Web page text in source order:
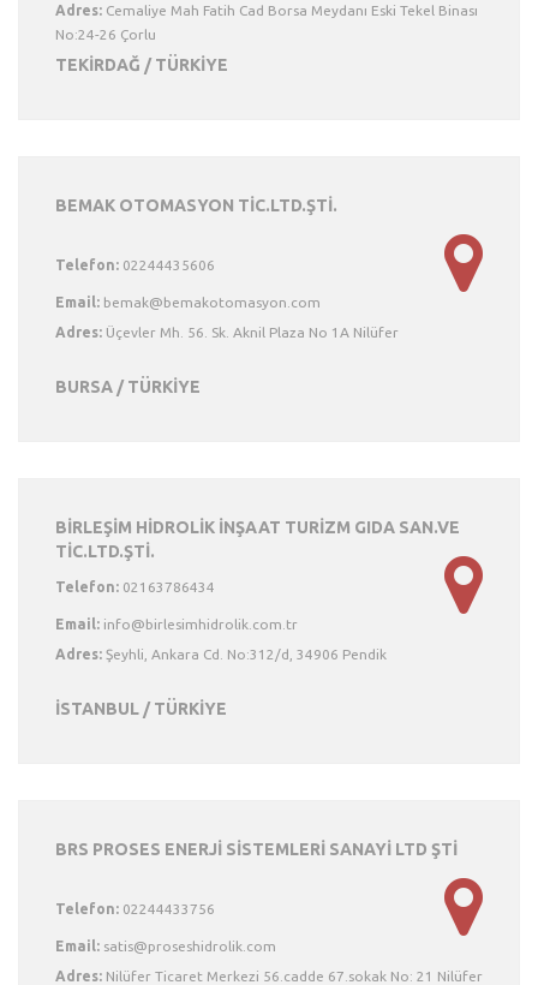
Adres: Cemaliye Mah Fatih Cad Borsa Meydanı Eski Tekel Binası
No:24-26 Çorlu
TEKİRDAĞ / TÜRKİYE
BEMAK OTOMASYON TİC.LTD.ŞTİ.
Telefon: 02244435606
Email:
Adres: Üçevler Mh. 56. Sk. Aknil Plaza No 1A Nilüfer
BURSA / TÜRKİYE
BİRLEŞİM HİDROLİK İNŞAAT TURİZM GIDA SAN.VE
TİC.LTD.ŞTİ.
Telefon: 02163786434
Email:
Adres: Şeyhli, Ankara Cd. No:312/d, 34906 Pendik
İSTANBUL / TÜRKİYE
BRS PROSES ENERJİ SİSTEMLERİ SANAYİ LTD ŞTİ
Telefon: 02244433756
Email:
Adres: Nilüfer Ticaret Merkezi 56.cadde 67.sokak No: 21 Nilüfer